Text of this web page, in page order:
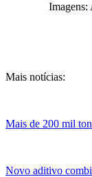
Mais notícias:
Mais de 200 mil
Novo aditivo